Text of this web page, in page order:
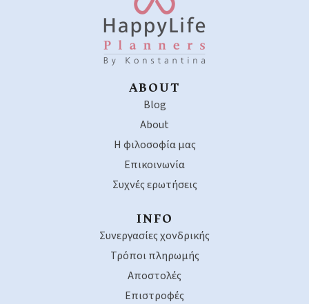
ABOUT
Blog
About
Η φιλοσοφία μας
Επικοινωνία
Συχνές ερωτήσεις
INFO
Συνεργασίες χονδρικής
Τρόποι πληρωμής
Αποστολές
Επιστροφές